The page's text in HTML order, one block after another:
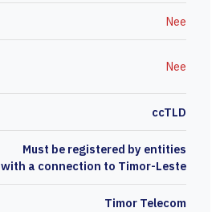
Nee
Nee
ccTLD
Must be registered by entities
with a connection to Timor-Leste
Timor Telecom